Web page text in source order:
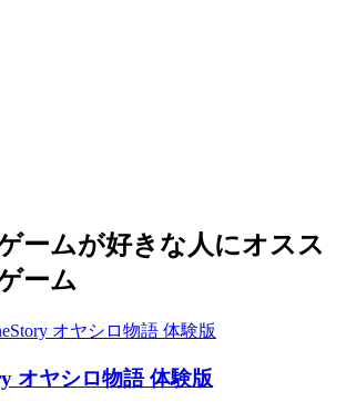
ームが好きな人にオスス
ーム
オヤシロ物語 体験版